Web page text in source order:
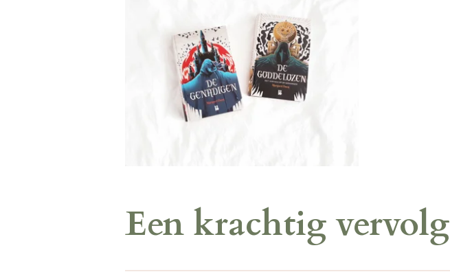
Een krachtig vervolg